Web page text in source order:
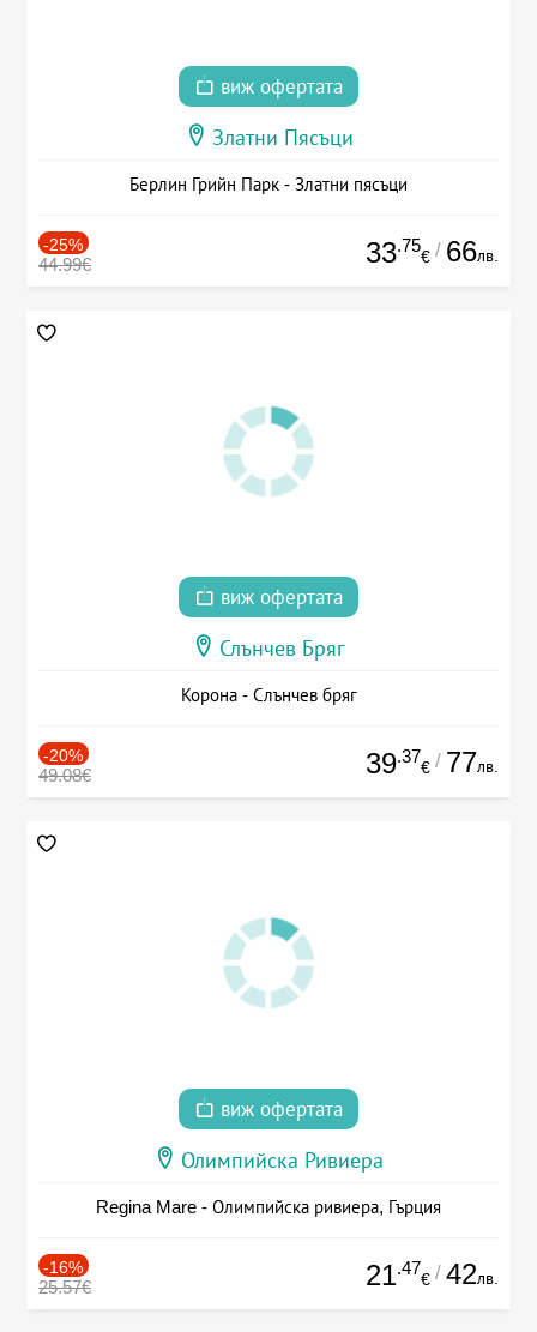
виж офертата
Златни Пясъци
Берлин Грийн Парк - Златни пясъци
-25%
44.99€ 33.75
€ / 66лв.
виж офертата
Слънчев Бряг
Корона - Слънчев бряг
-20%
49.08€ 39.37
€ / 77лв.
виж офертата
Олимпийска Ривиера
Regina Mare - Олимпийска ривиера, Гърция
-16%
25.57€ 21.47
€ / 42лв.